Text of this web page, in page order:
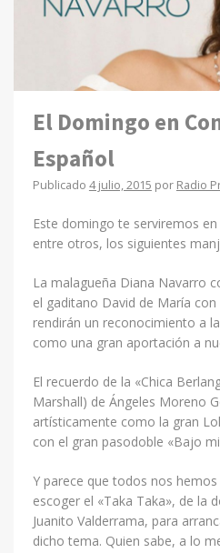
El Domingo en
Español
Publicado 4 julio, 2015 por Radio
Este domingo te serviremos
entre otros, los siguientes
La malagueña Diana Navarro
el gaditano David de María
rendirán un reconocimiento a
como una gran aportación a
El recuerdo de la «Chica
Marshall) de Ángeles Moreno
artísticamente como la gran
con el gran pasodoble «Bajo
Y parece que todos nos
escoger el «Taka Taka», de la
Juanito Valderrama, para
dicho tema. Quien sabe, a lo